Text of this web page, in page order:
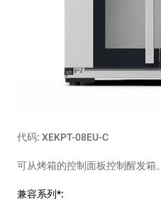
代码: XEKPT-08EU-C
可从烤箱的控制面板控制醒发箱。
兼容系列*: